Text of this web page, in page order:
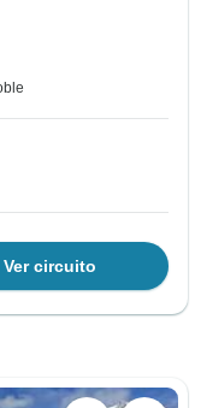
Ver circuito